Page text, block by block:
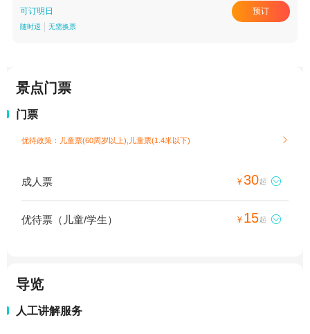
可订明日
随时退 无需换票
预订
景点门票
门票
优待政策：儿童票(60周岁以上),儿童票(1.4米以下) 
成人票 ¥30起 
优待票（儿童/学生） ¥ 15起 
导览
人工讲解服务